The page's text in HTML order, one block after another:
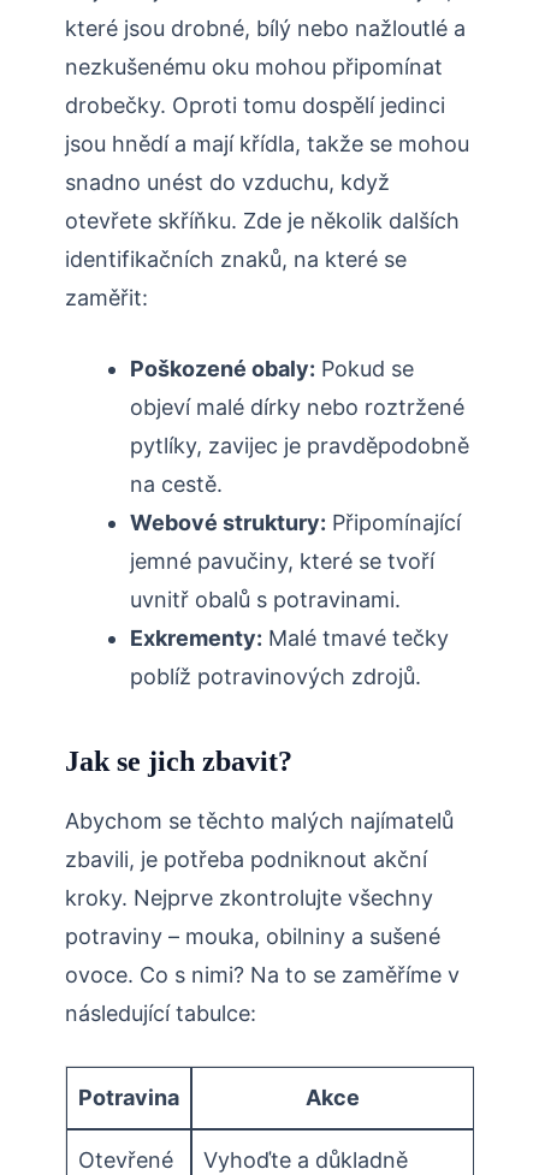
které jsou drobné, bílý nebo nažloutlé a
nezkušenému oku mohou připomínat
drobečky. Oproti tomu dospělí jedinci
jsou hnědí a mají křídla, takže se mohou
snadno unést do vzduchu, když
otevřete skříňku. Zde je několik dalších
identifikačních znaků, na které se
zaměřit:
Poškozené obaly: Pokud se
objeví malé dírky nebo roztržené
pytlíky, zavijec je pravděpodobně
na cestě.
Webové struktury: Připomínající
jemné pavučiny, které se tvoří
uvnitř obalů s potravinami.
Exkrementy: Malé tmavé tečky
poblíž potravinových zdrojů.
Jak se jich zbavit?
Abychom se těchto malých najímatelů
zbavili, je potřeba podniknout akční
kroky. Nejprve zkontrolujte všechny
potraviny – mouka, obilniny a sušené
ovoce. Co s nimi? Na to se zaměříme v
následující tabulce:
Potravina Akce
Otevřené
Vyhoďte a důkladně